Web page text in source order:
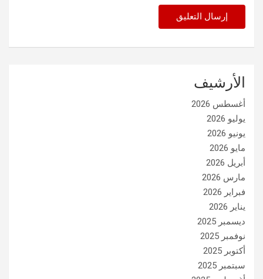
الأرشيف
أغسطس 2026
يوليو 2026
يونيو 2026
مايو 2026
أبريل 2026
مارس 2026
فبراير 2026
يناير 2026
ديسمبر 2025
نوفمبر 2025
أكتوبر 2025
سبتمبر 2025